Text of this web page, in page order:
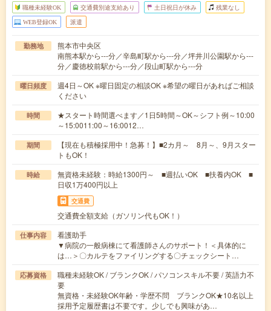
職種未経験OK 交通費別途支給あり 土日祝日が休み 残業なし
WEB登録OK 派遣
勤務地
熊本市中央区
南熊本駅から---分／辛島町駅から---分／坪井川公園駅から---
分／慶徳校前駅から---分／段山町駅から---分
曜日頻度
週4日～OK ※曜日固定の相談OK ※希望の曜日があればご相談
ください
時間
★スタート時間選べます／1日5時間～OK～シフト例～10:00
～15:0011:00～16:0012…
期間
【現在も積極採用中！急募！】■2カ月～ 8月～、9月スター
トもOK！
時給
無資格未経験：時給1300円～ ■週払いOK ■扶養内OK ■
日収1万400円以上
交通費
交通費全額支給（ガソリン代もOK！）
仕事内容
看護助手
▼病院の一般病棟にて看護師さんのサポート！＜具体的に
は…＞〇カルテをファイリングする〇チェックシート…
応募資格
職種未経験OK / ブランクOK / パソコンスキル不要 / 英語力不
要
無資格・未経験OK年齢・学歴不問 ブランクOK★10名以上
採用予定履歴書は不要です。少しでも興味があ…